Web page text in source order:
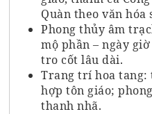
Quàn theo văn hóa
Phong thủy âm
mộ phần – ngày
tro cốt lâu dài.
Trang trí hoa tang:
hợp tôn giáo;
thanh nhã.